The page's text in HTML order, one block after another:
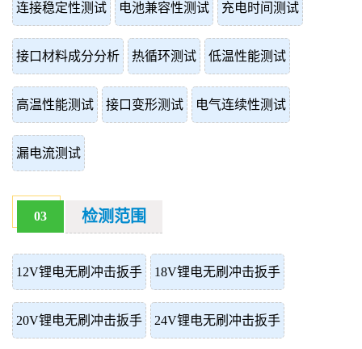
连接稳定性测试 电池兼容性测试 充电时间测试
接口材料成分分析 热循环测试 低温性能测试
高温性能测试 接口变形测试 电气连续性测试
漏电流测试
03 检测范围
12V锂电无刷冲击扳手 18V锂电无刷冲击扳手
20V锂电无刷冲击扳手 24V锂电无刷冲击扳手